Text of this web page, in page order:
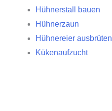
Hühnerstall bauen
Hühnerzaun
Hühnereier ausbrüten
Kükenaufzucht